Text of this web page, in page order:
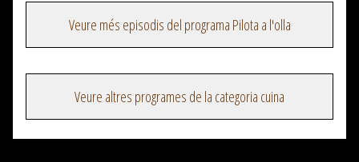
Veure més episodis del programa Pilota a l'olla
Veure altres programes de la categoria cuina